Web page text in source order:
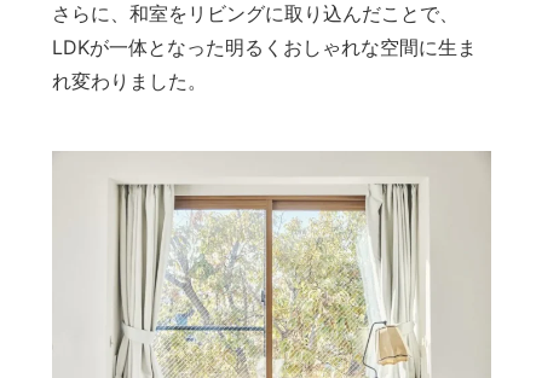
さらに、和室をリビングに取り込んだことで、
LDKが一体となった明るくおしゃれな空間に生ま
れ変わりました。